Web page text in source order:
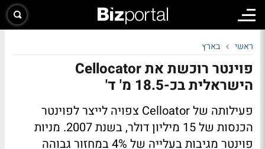
ראשי בארץ
פוינטר רוכשת את Cellocator
הישראלית בכ-18.5 מ' ד'
פעילותה של Celloator צפויה לייצר לפוינטר
הכנסות של 15 מיליון דולר, בשנת 2007. מניות
פוינטר מגיבות בעלייה של 4% במחזור גבוהה